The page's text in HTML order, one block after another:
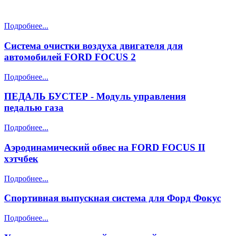
Подробнее...
Система очистки воздуха двигателя для
автомобилей FORD FOCUS 2
Подробнее...
ПЕДАЛЬ БУСТЕР - Модуль управления
педалью газа
Подробнее...
Аэродинамический обвес на FORD FOCUS II
хэтчбек
Подробнее...
Спортивная выпускная система для Форд Фокус
Подробнее...